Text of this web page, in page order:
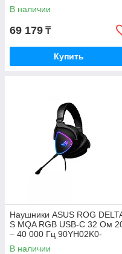
В наличии
69 179 ₸
Купить
Наушники ASUS ROG
S MQA RGB USB-C 32 Ом
– 40 000 Гц 90YH02K0-
B2UA00
В наличии